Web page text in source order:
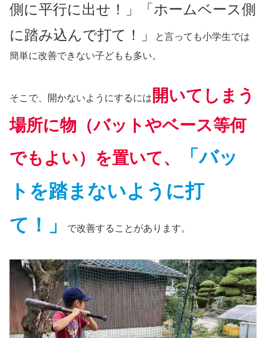
側に平行に出せ！」「ホームベース側
に踏み込んで打て！」
と言っても小学生では
簡単に改善できない子どもも多い。
そこで、開かないようにするには 開いてしまう
場所に物（バットやベース等何
でもよい）を置いて、
「バッ
トを踏まないように打
て！」
で改善することがあります。